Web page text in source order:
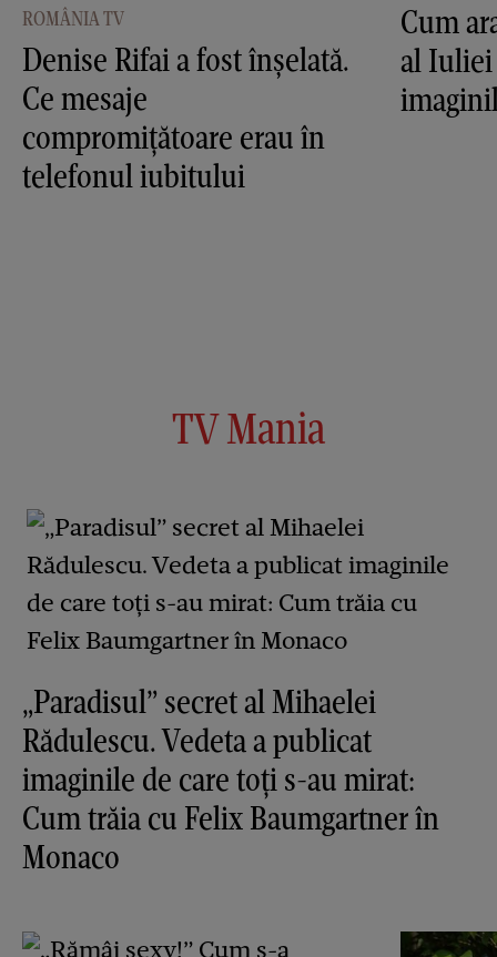
ROMÂNIA TV
Denise Rifai a fost înşelată.
Ce mesaje
compromiţătoare erau în
telefonul iubitului
Cum
al Iuliei
TV Mania
„Paradisul” secret al Mihaelei
Rădulescu. Vedeta a publicat
imaginile de care toți s-au mirat:
Cum trăia cu Felix Baumgartner în
Monaco